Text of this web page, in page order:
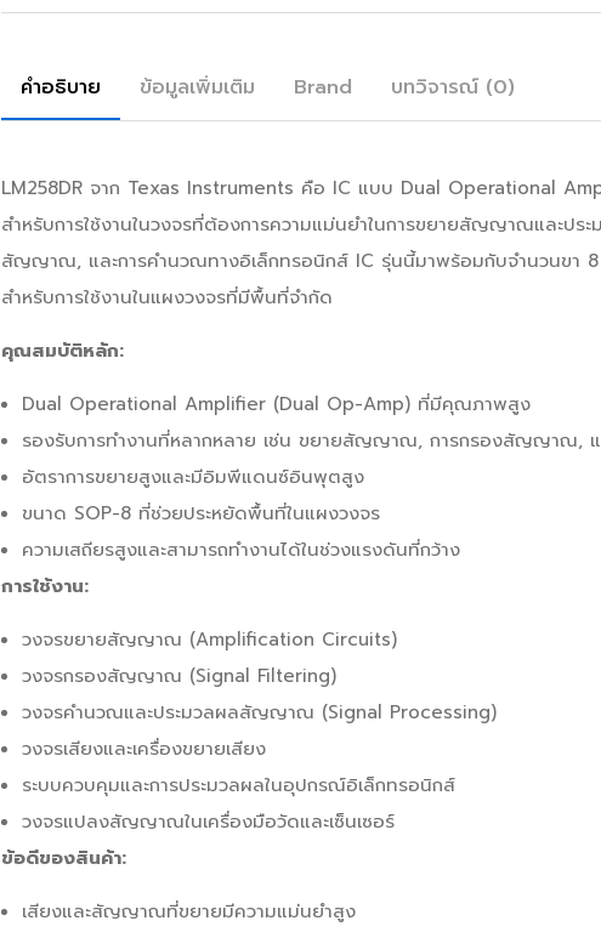
คำอธิบาย ข้อมูลเพิ่มเติม Brand บทวิจารณ์ (0)
LM258DR จาก Texas Instruments คือ IC แบบ Dual Operational
สำหรับการใช้งานในวงจรที่ต้องการความแม่นยำในการขยายสัญญาณและป
สัญญาณ, และการคำนวณทางอิเล็กทรอนิกส์ IC รุ่นนี้มาพร้อมกับจำนวนขา 8
สำหรับการใช้งานในแผงวงจรที่มีพื้นที่จำกัด
คุณสมบัติหลัก:
Dual Operational Amplifier (Dual Op-Amp) ที่มีคุณภาพสูง
รองรับการทำงานที่หลากหลาย เช่น ขยายสัญญาณ, การกรองสัญญาณ,
อัตราการขยายสูงและมีอิมพีแดนซ์อินพุตสูง
ขนาด SOP-8 ที่ช่วยประหยัดพื้นที่ในแผงวงจร
ความเสถียรสูงและสามารถทำงานได้ในช่วงแรงดันที่กว้าง
การใช้งาน:
วงจรขยายสัญญาณ (Amplification Circuits)
วงจรกรองสัญญาณ (Signal Filtering)
วงจรคำนวณและประมวลผลสัญญาณ (Signal Processing)
วงจรเสียงและเครื่องขยายเสียง
ระบบควบคุมและการประมวลผลในอุปกรณ์อิเล็กทรอนิกส์
วงจรแปลงสัญญาณในเครื่องมือวัดและเซ็นเซอร์
ข้อดีของสินค้า:
เสียงและสัญญาณที่ขยายมีความแม่นยำสูง